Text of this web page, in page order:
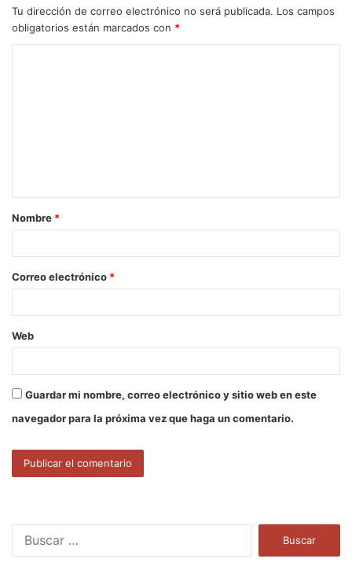
Tu dirección de correo electrónico no será publicada. Los campos
obligatorios están marcados con *
a
r
*
Nombre *
Correo electrónico *
Web
Guardar mi nombre, correo electrónico y sitio web en este
navegador para la próxima vez que haga un comentario.